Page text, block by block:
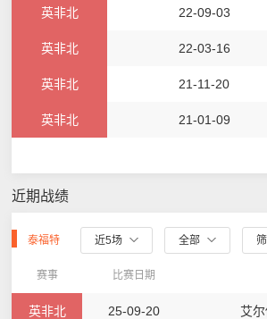
英非北 22-09-03
英非北 22-03-16
英非北 21-11-20
英非北 21-01-09
近期战绩
泰福特 近5场 全部
赛事 比赛日期
英非北 25-09-20 艾